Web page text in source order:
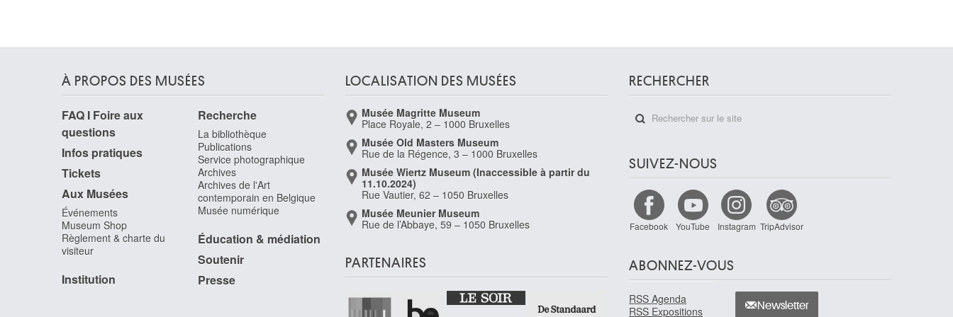
vers 1520
premier quart XVIe siècle
vers 1515 - 1535
Ecole des Pays-Bas méridionaux
1515-1525
Ecole des Pays-Bas méridionaux
première moitié XVIe siècle
Ecole des Pays-Bas méridionaux
Ecole des Pays-Bas méridionaux
Ecole des Pays-Bas méridionaux
À PROPOS DES MUSÉES
FAQ I Foire aux
questions
Infos pratiques
Tickets
Aux Musées
Événements
Museum Shop
Règlement & charte du
visiteur
Institution
Recherche
La bibliothèque
Publications
Service photographique
Archives
Archives de l'Art
contemporain en Belgique
Musée numérique
Éducation & médiation
Soutenir
Presse
LOCALISATION DES MUSÉES
Musée Magritte Museum
Place Royale, 2 – 1000 Bruxelles
Musée Old Masters Museum
Rue de la Régence, 3 – 1000 Bruxelles
Musée Wiertz Museum (Inaccessible à partir du
11.10.2024)
Rue Vautier, 62 – 1050 Bruxelles
Musée Meunier Museum
Rue de l’Abbaye, 59 – 1050 Bruxelles
PARTENAIRES
RECHERCHER
SUIVEZ-NOUS
Facebook YouTube Instagram TripAdvisor
ABONNEZ-VOUS
RSS Agenda
RSS Expositions
Newsletter